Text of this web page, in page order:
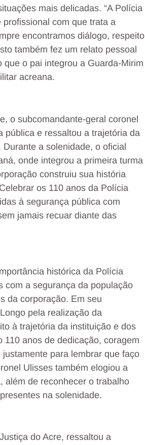
mais delicadas. “A Polícia
com que trata a
encontramos diálogo, respeito
também fez um relato pessoal
o pai integrou a Guarda-Mirim
acreana.
o subcomandante-geral coronel
pública e ressaltou a trajetória da
a solenidade, o oficial
onde integrou a primeira turma
construiu sua história
os 110 anos da Polícia
à segurança pública com
jamais recuar diante das
histórica da Polícia
com a segurança da população
da corporação. Em seu
pela realização da
à trajetória da instituição e dos
110 anos de dedicação, coragem
para lembrar que faço
Ulisses também elogiou a
além de reconhecer o trabalho
na solenidade.
do Acre, ressaltou a